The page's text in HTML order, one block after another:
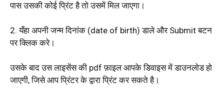
पास उसकी कोई प्रिंट है तो उसमें मिल जाएगा।
2. यँहा अपनी जन्म दिनांक (date of birth) डाले और Submit बटन
पर क्लिक करे।
उसके बाद उस लाइसेंस की pdf फ़ाइल आपके डिवाइस में डाउनलोड हो
जाएगी, जिसे आप प्रिंटर के द्वारा प्रिंट कर सकते है।